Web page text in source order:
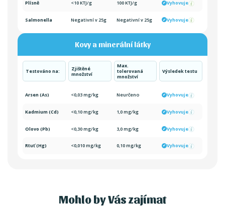
Plísně <10 KTJ/g 100 KTJ/g Vyhovuje
Salmonella Negativní v 25g Negativní v 25g Vyhovuje
Kovy a minerální látky
Testováno na:
Zjištěné
množství
Max.
tolerovaná
množství
Výsledek testu
Arsen (As) <0,03 mg/kg Neurčeno Vyhovuje
Kadmium (Cd) <0,10 mg/kg 1,0 mg/kg Vyhovuje
Olovo (Pb) <0,30 mg/kg 3,0 mg/kg Vyhovuje
Rtuť (Hg) <0,010 mg/kg 0,10 mg/kg Vyhovuje
Mohlo by Vás zajímat